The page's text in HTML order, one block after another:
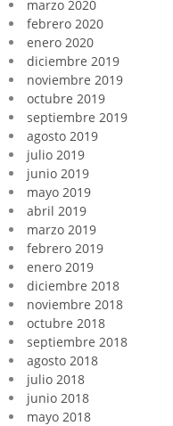
marzo 2020
febrero 2020
enero 2020
diciembre 2019
noviembre 2019
octubre 2019
septiembre 2019
agosto 2019
julio 2019
junio 2019
mayo 2019
abril 2019
marzo 2019
febrero 2019
enero 2019
diciembre 2018
noviembre 2018
octubre 2018
septiembre 2018
agosto 2018
julio 2018
junio 2018
mayo 2018